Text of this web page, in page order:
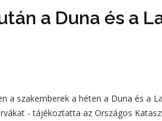
a Duna és a
a szakemberek a héten a Duna és a
- tájékoztatta az Országos